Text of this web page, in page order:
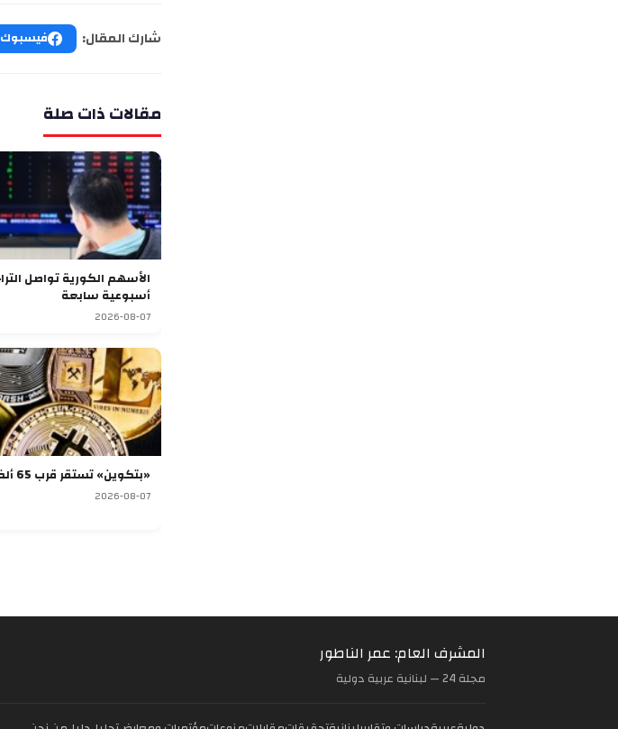
شارك المقال: فيسبوك
مقالات ذات صلة
أسبوعية سابعة
2026-08-07
«بتكوين» تستقر قرب 65 ألف دولار
2026-08-07
المشرف العام: عمر الناطور
مجلة 24 — لبنانية عربية دولية